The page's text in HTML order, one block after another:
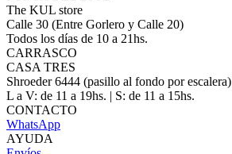
The KUL store
Calle 30 (Entre Gorlero y Calle 20)
Todos los días de 10 a 21hs.
CARRASCO
CASA TRES
Shroeder 6444 (pasillo al fondo por escalera)
L a V: de 11 a 19hs. | S: de 11 a 15hs.
CONTACTO
WhatsApp
AYUDA